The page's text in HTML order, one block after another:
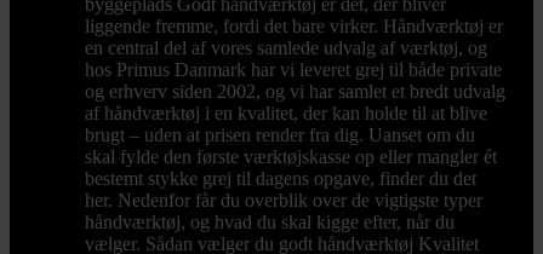
byggeplads Godt håndværktøj er det, der bliver
liggende fremme, fordi det bare virker. Håndværktøj er
en central del af vores samlede udvalg af værktøj, og
hos Primus Danmark har vi leveret grej til både private
og erhverv siden 2002, og vi har samlet et bredt udvalg
af håndværktøj i en kvalitet, der kan holde til at blive
brugt – uden at prisen render fra dig. Uanset om du
skal fylde den første værktøjskasse op eller mangler ét
bestemt stykke grej til dagens opgave, finder du det
her. Nedenfor får du overblik over de vigtigste typer
håndværktøj, og hvad du skal kigge efter, når du
vælger. Sådan vælger du godt håndværktøj Kvalitet